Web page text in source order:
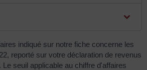
indiqué sur notre fiche concerne les
reporté sur votre déclaration de revenus
Le seuil applicable au chiffre d'affaires